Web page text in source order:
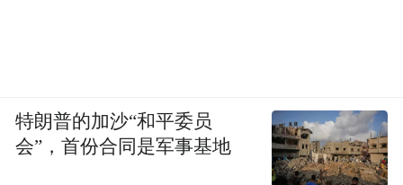
特朗普的加沙“和平委员
会”，首份合同是军事基地